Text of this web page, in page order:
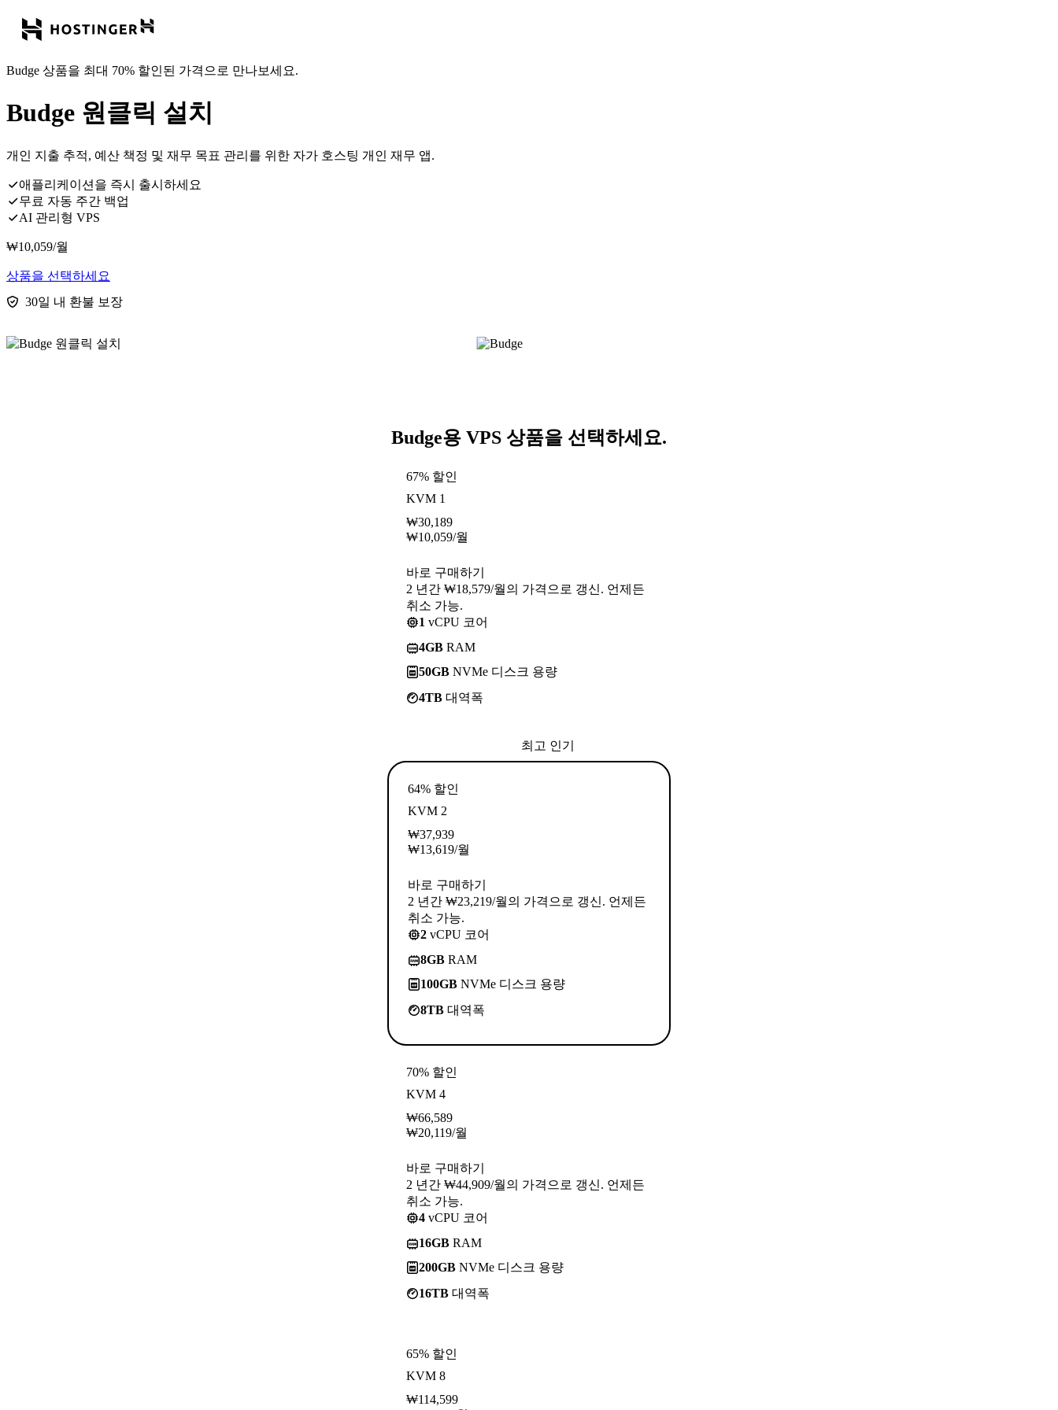
Budge 상품을 최대 70% 할인된 가격으로 만나보세요.
Budge 원클릭 설치
개인 지출 추적, 예산 책정 및 재무 목표 관리를 위한 자가 호스팅 개인 재무 앱.
애플리케이션을 즉시 출시하세요
무료 자동 주간 백업
AI 관리형 VPS
₩10,059/월
상품을 선택하세요
30일 내 환불 보장
Budge용 VPS 상품을 선택하세요.
67% 할인
KVM 1
₩30,189
₩10,059/월
바로 구매하기
2 년간 ₩18,579/월의 가격으로 갱신. 언제든
취소 가능.
1 vCPU 코어
4GB RAM
50GB NVMe 디스크 용량
4TB 대역폭
최고 인기
64% 할인
KVM 2
₩37,939
₩13,619/월
바로 구매하기
2 년간 ₩23,219/월의 가격으로 갱신. 언제든
취소 가능.
2 vCPU 코어
8GB RAM
100GB NVMe 디스크 용량
8TB 대역폭
70% 할인
KVM 4
₩66,589
₩20,119/월
바로 구매하기
2 년간 ₩44,909/월의 가격으로 갱신. 언제든
취소 가능.
4 vCPU 코어
16GB RAM
200GB NVMe 디스크 용량
16TB 대역폭
65% 할인
KVM 8
₩114,599